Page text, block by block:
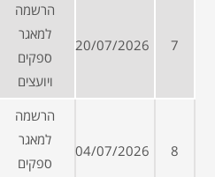
7
20/07/2026
הרשמה
למאגר
ספקים
ויועצים
8
04/07/2026
הרשמה
למאגר
ספקים